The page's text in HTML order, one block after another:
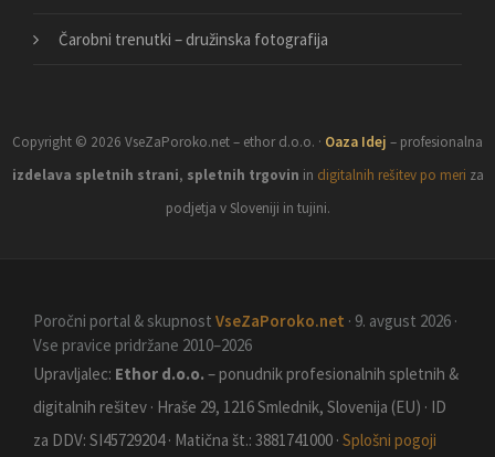
Čarobni trenutki – družinska fotografija
Copyright © 2026 VseZaPoroko.net – ethor d.o.o. · Oaza Idej – profesionalna
izdelava spletnih strani, spletnih trgovin in digitalnih rešitev po meri za
podjetja v Sloveniji in tujini.
Poročni portal & skupnost VseZaPoroko.net · 9. avgust 2026 ·
Vse pravice pridržane 2010–2026
Upravljalec: Ethor d.o.o. – ponudnik profesionalnih spletnih &
digitalnih rešitev · Hraše 29, 1216 Smlednik, Slovenija (EU) · ID
za DDV: SI45729204 · Matična št.: 3881741000 · Splošni pogoji